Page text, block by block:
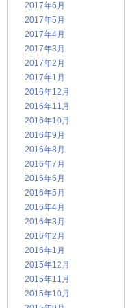
2017年6月
2017年5月
2017年4月
2017年3月
2017年2月
2017年1月
2016年12月
2016年11月
2016年10月
2016年9月
2016年8月
2016年7月
2016年6月
2016年5月
2016年4月
2016年3月
2016年2月
2016年1月
2015年12月
2015年11月
2015年10月